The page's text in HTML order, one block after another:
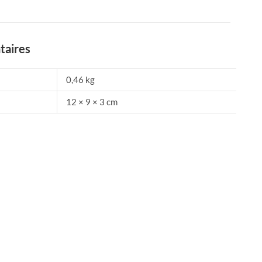
0,46 kg
12 × 9 × 3 cm